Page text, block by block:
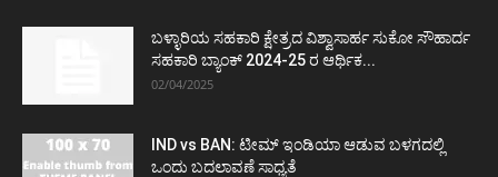
ಬಳ್ಳಾರಿಯ ಸಹಕಾರಿ ಕ್ಷೇತ್ರದ ವಿಶ್ವಾಸಾರ್ಹ ಸುಕೋ ಸೌಹಾರ್ದ
ಸಹಕಾರಿ ಬ್ಯಾಂಕ್ 2024-25 ರ ಆರ್ಥಿಕ...
02/04/2025
IND vs BAN: ಟೀಮ್ ಇಂಡಿಯಾ ಆಡುವ ಬಳಗದಲ್ಲಿ
ಒಂದು ಬದಲಾವಣೆ ಸಾಧ್ಯತೆ